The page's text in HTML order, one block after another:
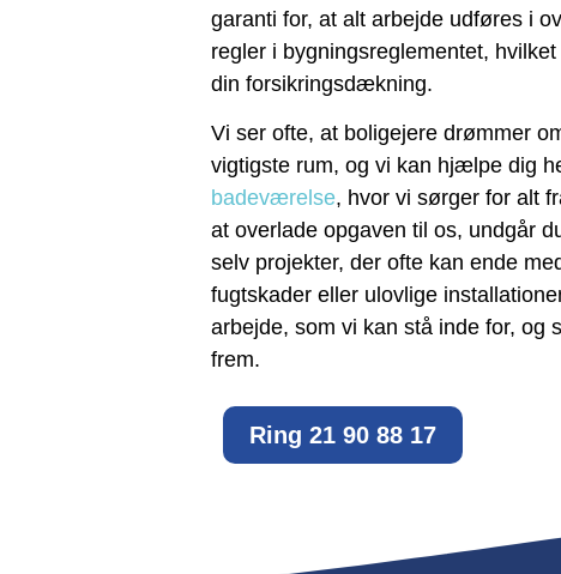
garanti for, at alt arbejde udføres i
regler i bygningsreglementet,
din forsikringsdækning.
Vi ser ofte, at boligejere drømmer
vigtigste rum, og vi kan hjælpe dig
badeværelse, hvor vi sørger for alt
at overlade opgaven til os, undgår
selv projekter, der ofte kan ende
fugtskader eller ulovlige
arbejde, som vi kan stå inde for,
frem.
Ring 21 90 88 17